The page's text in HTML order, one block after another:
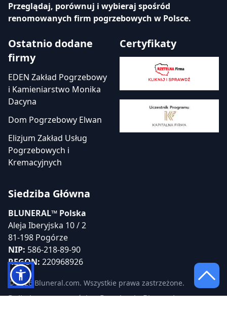
Przeglądaj, porównuj i wybieraj spośród
renomowanych firm pogrzebowych w Polsce.
Ostatnio dodane
firmy
EDEN Zakład Pogrzebowy
i Kamieniarstwo Monika
Dacyna
Dom Pogrzebowy Elwan
Elizjum Zakład Usług
Pogrzebowych i
Kremacyjnych
Certyfikaty
Siedziba Główna
BLUNERAL™ Polska
Aleja Iberyjska 10 / 2
81-198 Pogórze
NIP: 586-218-89-90
REGON: 220968926
© 2026 Bluneral.com. Wszystkie prawa zastrzeżone.
Polityka prywatności Regulamin Bluneral